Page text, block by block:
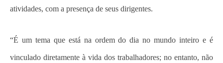
atividades, com a presença de seus dirigentes.
“É um tema que está na ordem do dia no mundo inteiro e é
vinculado diretamente à vida dos trabalhadores; no entanto, não